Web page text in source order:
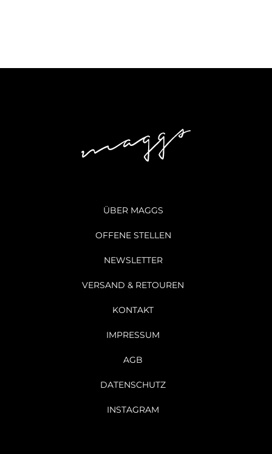
ÜBER MAGGS
OFFENE STELLEN
NEWSLETTER
VERSAND & RETOUREN
KONTAKT
IMPRESSUM
AGB
DATENSCHUTZ
INSTAGRAM